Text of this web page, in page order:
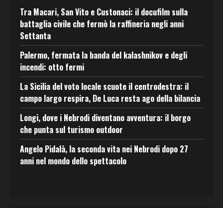
Tra Macari, San Vito e Custonaci: il docufilm sulla
battaglia civile che fermò la raffineria negli anni
Settanta
Palermo, fermata la banda del kalashnikov e degli
incendi: otto fermi
La Sicilia del voto locale scuote il centrodestra: il
campo largo respira, De Luca resta ago della bilancia
Longi, dove i Nebrodi diventano avventura: il borgo
che punta sul turismo outdoor
Angelo Pidalà, la seconda vita nei Nebrodi dopo 27
anni nel mondo dello spettacolo